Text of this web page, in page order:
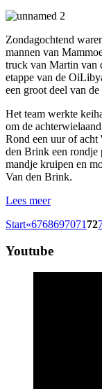
Zondagochtend
mannen van
truck van Martin van
etappe van de
een groot deel van
Het team werkte
om de
Rond een uur of acht
den Brink een rondje
mandje kruipen en
Van den Brink.
Lees meer
Start«6768697071 72
Youtube